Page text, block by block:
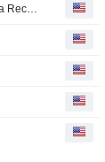
Corebridge Financial Insider Sold Shares Worth $422,076, According to a Recent SEC Filing